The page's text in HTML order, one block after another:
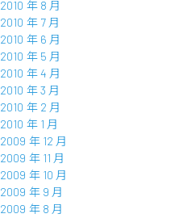
2010 年 8 月
2010 年 7 月
2010 年 6 月
2010 年 5 月
2010 年 4 月
2010 年 3 月
2010 年 2 月
2010 年 1 月
2009 年 12 月
2009 年 11 月
2009 年 10 月
2009 年 9 月
2009 年 8 月